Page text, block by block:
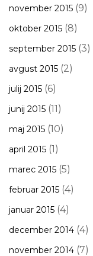
november 2015 (9)
oktober 2015 (8)
september 2015 (3)
avgust 2015 (2)
julij 2015 (6)
junij 2015 (11)
maj 2015 (10)
april 2015 (1)
marec 2015 (5)
februar 2015 (4)
januar 2015 (4)
december 2014 (4)
november 2014 (7)